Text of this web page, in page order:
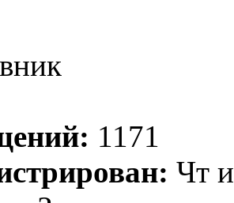
1171
Чт